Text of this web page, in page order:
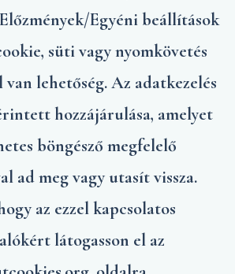
Egyéni beállítások
süti vagy nyomkövetés
van lehetőség. Az adatkezelés
hozzájárulása, amelyet
böngésző megfelelő
ad meg vagy utasít vissza.
az ezzel kapcsolatos
látogasson el az